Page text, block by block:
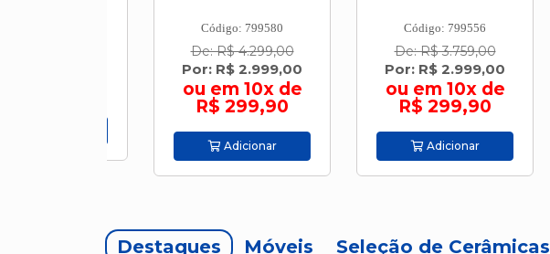
Código: 799580
De: R$ 4.299,00
Por: R$ 2.999,00
ou em 10x de
R$ 299,90
Adicionar
Código: 799556
De: R$ 3.759,00
Por: R$ 2.999,00
ou em 10x de
R$ 299,90
Adicionar
Destaques Móveis Seleção de Cerâmicas